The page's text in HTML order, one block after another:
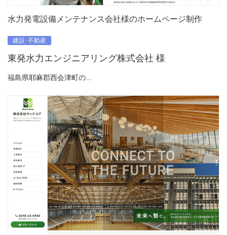
水力発電設備メンテナンス会社様のホームページ制作
建設･不動産
東発水力エンジニアリング株式会社 様
福島県耶麻郡西会津町の...